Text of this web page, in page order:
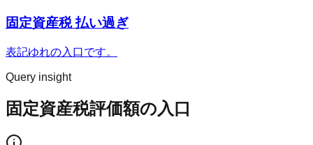
固定資産税 払い過ぎ
表記ゆれの入口です。
Query insight
固定資産税評価額の入口